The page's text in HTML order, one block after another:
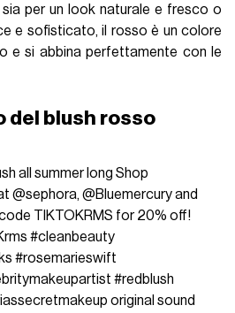
sia per un look naturale e fresco o
e sofisticato, il rosso è un colore
e si abbina perfettamente con le
del blush rosso
all summer long Shop
@sephora, @Bluemercury and
TIKTOKRMS for 20% off!
#cleanbeauty
#rosemarieswift
#redblush
original sound